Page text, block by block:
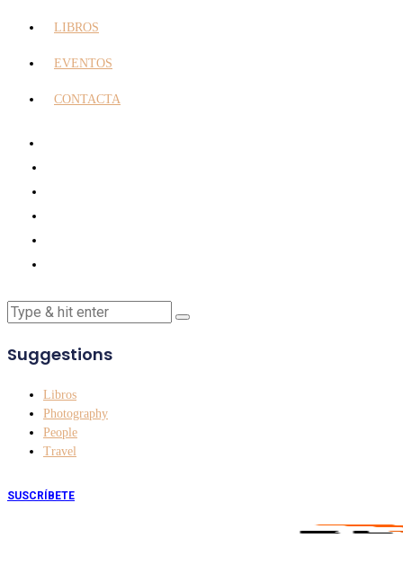
LIBROS
EVENTOS
CONTACTA
Suggestions
Libros
Photography
People
Travel
SUSCRÍBETE